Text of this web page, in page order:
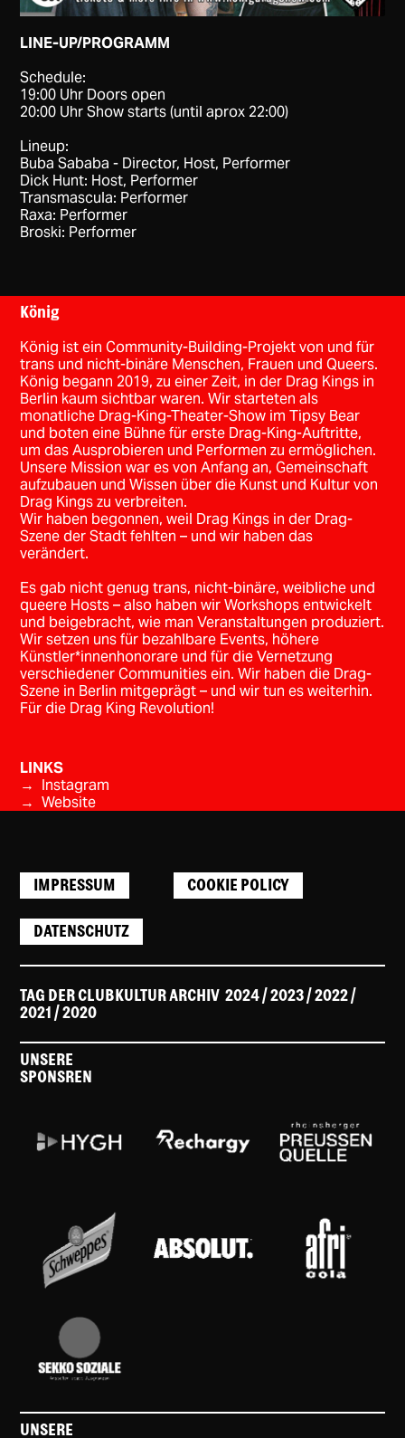
LINE-UP/PROGRAMM
Schedule:
19:00 Uhr Doors open
20:00 Uhr Show starts (until aprox 22:00)
Lineup:
Buba Sababa - Director, Host, Performer
Dick Hunt: Host, Performer
Transmascula: Performer
Raxa: Performer
Broski: Performer
König
König ist ein Community-Building-Projekt von und für
trans und nicht-binäre Menschen, Frauen und Queers.
König begann 2019, zu einer Zeit, in der Drag Kings in
Berlin kaum sichtbar waren. Wir starteten als
monatliche Drag-King-Theater-Show im Tipsy Bear
und boten eine Bühne für erste Drag-King-Auftritte,
um das Ausprobieren und Performen zu ermöglichen.
Unsere Mission war es von Anfang an, Gemeinschaft
aufzubauen und Wissen über die Kunst und Kultur von
Drag Kings zu verbreiten.
Wir haben begonnen, weil Drag Kings in der Drag-
Szene der Stadt fehlten – und wir haben das
verändert.
Es gab nicht genug trans, nicht-binäre, weibliche und
queere Hosts – also haben wir Workshops entwickelt
und beigebracht, wie man Veranstaltungen produziert.
Wir setzen uns für bezahlbare Events, höhere
Künstler*innenhonorare und für die Vernetzung
verschiedener Communities ein. Wir haben die Drag-
Szene in Berlin mitgeprägt – und wir tun es weiterhin.
Für die Drag King Revolution!
LINKS
→ Instagram
→ Website
IMPRESSUM COOKIE POLICY
DATENSCHUTZ
TAG DER CLUBKULTUR ARCHIV2024/ 2023/2022/
2021 /2020
UNSERE
SPONSREN
UNSERE